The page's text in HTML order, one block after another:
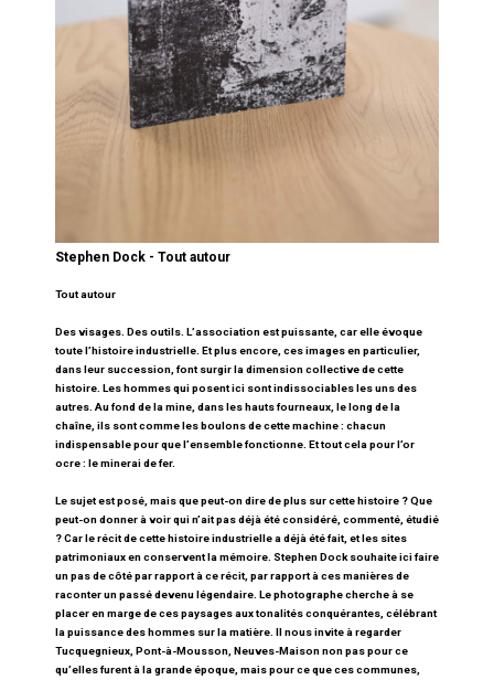
Stephen Dock - Tout autour
Tout autour
Des visages. Des outils. L’association est puissante, car elle évoque
toute l’histoire industrielle. Et plus encore, ces images en particulier,
dans leur succession, font surgir la dimension collective de cette
histoire. Les hommes qui posent ici sont indissociables les uns des
autres. Au fond de la mine, dans les hauts fourneaux, le long de la
chaîne, ils sont comme les boulons de cette machine : chacun
indispensable pour que l’ensemble fonctionne. Et tout cela pour l’or
ocre : le minerai de fer.
Le sujet est posé, mais que peut-on dire de plus sur cette histoire ? Que
peut-on donner à voir qui n’ait pas déjà été considéré, commenté, étudié
? Car le récit de cette histoire industrielle a déjà été fait, et les sites
patrimoniaux en conservent la mémoire. Stephen Dock souhaite ici faire
un pas de côté par rapport à ce récit, par rapport à ces manières de
raconter un passé devenu légendaire. Le photographe cherche à se
placer en marge de ces paysages aux tonalités conquérantes, célébrant
la puissance des hommes sur la matière. Il nous invite à regarder
Tucquegnieux, Pont-à-Mousson, Neuves-Maison non pas pour ce
qu’elles furent à la grande époque, mais pour ce que ces communes,